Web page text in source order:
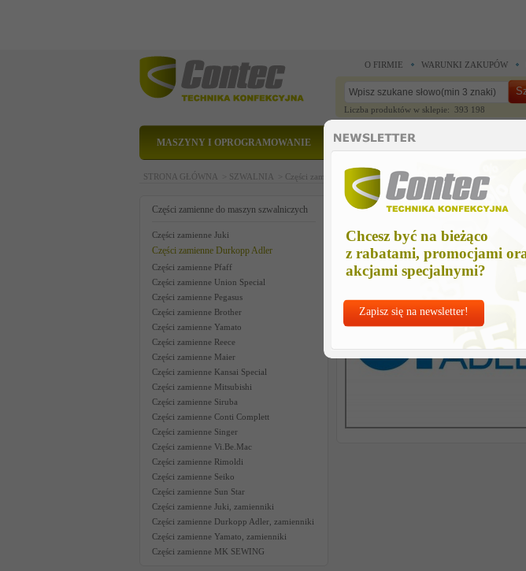
Chcesz być na bieżąco
z rabatami, promocjami
akcjami specjalnymi?
Zapisz się na newsletter!
O FIRMIE WARUNKI ZAKUPÓW
Liczba produktów w sklepie: 393 198
MASZYNY I OPROGRAMOWANIE CZĘŚCI ZAMIENNE
STRONA GŁÓWNA > SZWALNIA > Części zamienne do maszyn szwalniczych >Części zamienne
Części zamienne do maszyn szwalniczych
Części zamienne Juki
Części zamienne Durkopp Adler
Części zamienne Pfaff
Części zamienne Union Special
Części zamienne Pegasus
Części zamienne Brother
Części zamienne Yamato
Części zamienne Reece
Części zamienne Maier
Części zamienne Kansai Special
Części zamienne Mitsubishi
Części zamienne Siruba
Części zamienne Conti Complett
Części zamienne Singer
Części zamienne Vi.Be.Mac
Części zamienne Rimoldi
Części zamienne Seiko
Części zamienne Sun Star
Części zamienne Juki, zamienniki
Części zamienne Durkopp Adler, zamienniki
Części zamienne Yamato, zamienniki
Części zamienne MK SEWING
bushing